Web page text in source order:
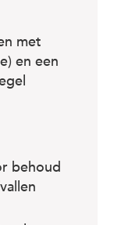
met
en een
behoud